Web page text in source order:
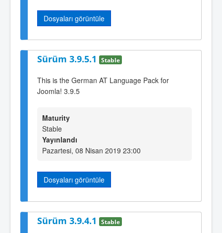
Dosyaları görüntüle
Sürüm 3.9.5.1 Stable
This is the German AT Language Pack for
Joomla! 3.9.5
Maturity
Stable
Yayınlandı
Pazartesi, 08 Nisan 2019 23:00
Dosyaları görüntüle
Sürüm 3.9.4.1 Stable